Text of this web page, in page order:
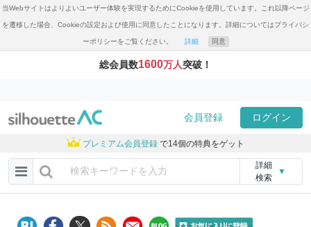
当Webサイトはよりよいユーザー体験を実現するためにCookieを使用しています。これ以降ページ
を遷移した場合、Cookieの設定および使用に同意したことになります。詳細についてはプライバシ
ーポリシーをご覧ください。 詳細 同意
総会員数1600万人突破！
会員登録 ログイン
プレミアム会員登録 で14個の特典をゲット
詳細
検索
▼